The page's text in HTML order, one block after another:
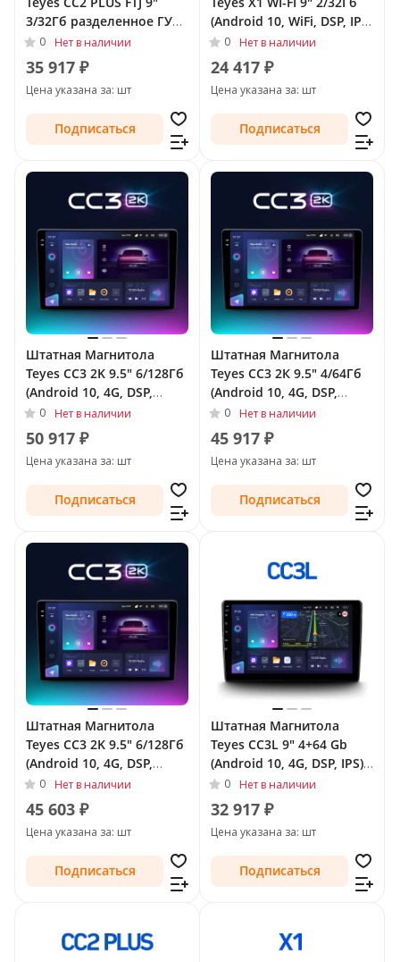
3/32Гб разделенное ГУ
(Android 10, 4G, DSP,
QLed) для Chevrolet
TrailBlazer II Рестайлинг
2016 - 2022
0 Нет в наличии
35 917 ₽
Цена указана за: шт
Подписаться
(Android 10, WiFi, DSP, IPS)
для Chevrolet TrailBlazer
II Рестайлинг 2016 - 2022
0 Нет в наличии
24 417 ₽
Цена указана за: шт
Подписаться
Штатная Магнитола
Teyes CC3 2K 9.5" 6/128Гб
(Android 10, 4G, DSP,
QLed) для Chevrolet
TrailBlazer II Рестайлинг
2016 - 2022
0 Нет в наличии
50 917 ₽
Цена указана за: шт
Подписаться
Штатная Магнитола
Teyes CC3 2К 9.5" 4/64Гб
(Android 10, 4G, DSP,
QLed) для Chevrolet
TrailBlazer II Рестайлинг
2016 - 2022
0 Нет в наличии
45 917 ₽
Цена указана за: шт
Подписаться
Штатная Магнитола
Teyes CC3 2K 9.5" 6/128Гб
(Android 10, 4G, DSP,
QLed) для Chevrolet
TrailBlazer II 2012 - 2016
0 Нет в наличии
45 603 ₽
Цена указана за: шт
Подписаться
Штатная Магнитола
Teyes CC3L 9" 4+64 Gb
(Android 10, 4G, DSP, IPS)
для Chevrolet TrailBlazer
II Рестайлинг 2016 - 2022
0 Нет в наличии
32 917 ₽
Цена указана за: шт
Подписаться